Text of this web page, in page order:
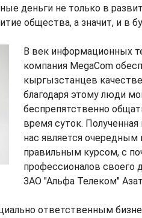
деньги не только в
общества, а значит, и в
В век информационных
компания MegaCom
кыргызстанцев
благодаря этому люди
беспрепятственно
время суток. Полученная
нас является
правильным курсом, с
профессионалов своего
ЗАО "Альфа Телеком"
ответственным